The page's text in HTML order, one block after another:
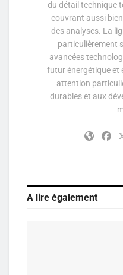
du détail technique
couvrant aussi
des analyses. La
particulièrement
avancées
futur énergétique et
attention
durables et aux
A lire également